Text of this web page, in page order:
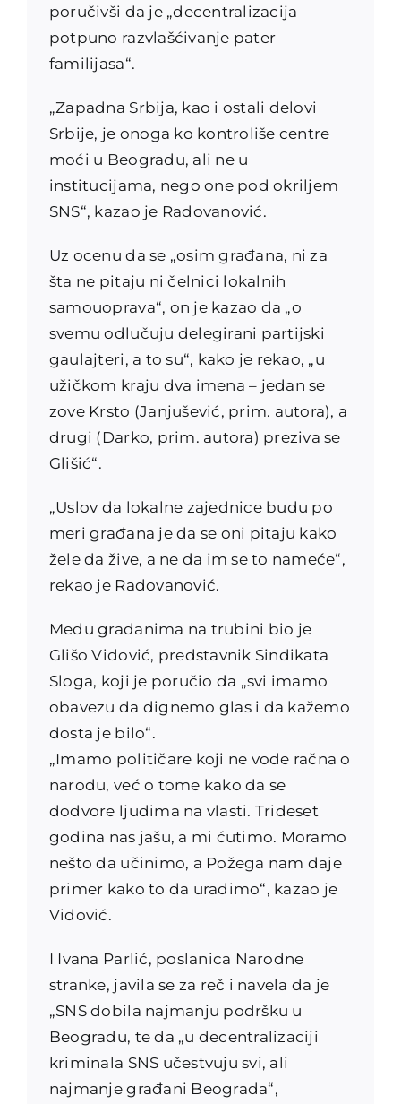
poručivši da je „decentralizacija
potpuno razvlašćivanje pater
familijasa“.
„Zapadna Srbija, kao i ostali delovi
Srbije, je onoga ko kontroliše centre
moći u Beogradu, ali ne u
institucijama, nego one pod okriljem
SNS“, kazao je Radovanović.
Uz ocenu da se „osim građana, ni za
šta ne pitaju ni čelnici lokalnih
samouoprava“, on je kazao da „o
svemu odlučuju delegirani partijski
gaulajteri, a to su“, kako je rekao, „u
užičkom kraju dva imena – jedan se
zove Krsto (Janjušević, prim. autora), a
drugi (Darko, prim. autora) preziva se
Glišić“.
„Uslov da lokalne zajednice budu po
meri građana je da se oni pitaju kako
žele da žive, a ne da im se to nameće“,
rekao je Radovanović.
Među građanima na trubini bio je
Glišo Vidović, predstavnik Sindikata
Sloga, koji je poručio da „svi imamo
obavezu da dignemo glas i da kažemo
dosta je bilo“.
„Imamo političare koji ne vode račna o
narodu, već o tome kako da se
dodvore ljudima na vlasti. Trideset
godina nas jašu, a mi ćutimo. Moramo
nešto da učinimo, a Požega nam daje
primer kako to da uradimo“, kazao je
Vidović.
I Ivana Parlić, poslanica Narodne
stranke, javila se za reč i navela da je
„SNS dobila najmanju podršku u
Beogradu, te da „u decentralizaciji
kriminala SNS učestvuju svi, ali
najmanje građani Beograda“,